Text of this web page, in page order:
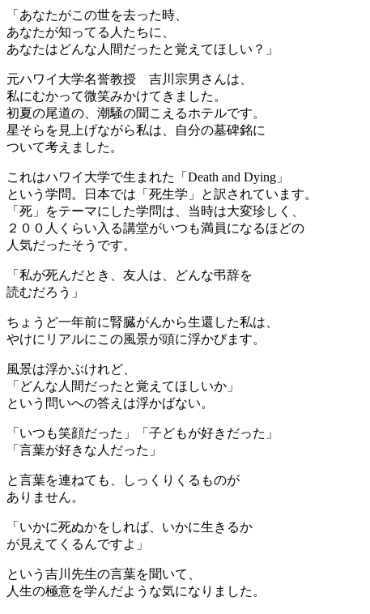
「あなたがこの世を去った時、
あなたが知ってる人たちに、
あなたはどんな人間だったと覚えてほしい？」
元ハワイ大学名誉教授 吉川宗男さんは、
私にむかって微笑みかけてきました。
初夏の尾道の、潮騒の聞こえるホテルです。
星そらを見上げながら私は、自分の墓碑銘に
ついて考えました。
これはハワイ大学で生まれた「Death and Dying」
という学問。日本では「死生学」と訳されています。
「死」をテーマにした学問は、当時は大変珍しく、
２００人くらい入る講堂がいつも満員になるほどの
人気だったそうです。
「私が死んだとき、友人は、どんな弔辞を
読むだろう」
ちょうど一年前に腎臓がんから生還した私は、
やけにリアルにこの風景が頭に浮かびます。
風景は浮かぶけれど、
「どんな人間だったと覚えてほしいか」
という問いへの答えは浮かばない。
「いつも笑顔だった」「子どもが好きだった」
「言葉が好きな人だった」
と言葉を連ねても、しっくりくるものが
ありません。
「いかに死ぬかをしれば、いかに生きるか
が見えてくるんですよ」
という吉川先生の言葉を聞いて、
人生の極意を学んだような気になりました。